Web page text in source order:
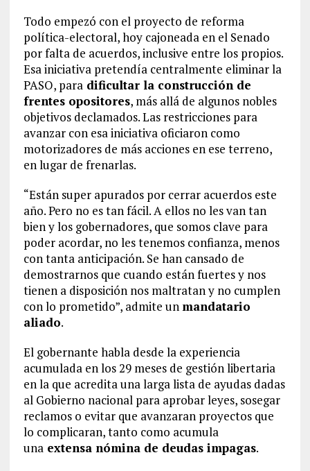
Todo empezó con el proyecto de reforma
política-electoral, hoy cajoneada en el Senado
por falta de acuerdos, inclusive entre los propios.
Esa iniciativa pretendía centralmente eliminar la
PASO, paradificultar la construcción de
frentes opositores, más allá de algunos nobles
objetivos declamados. Las restricciones para
avanzar con esa iniciativa oficiaron como
motorizadores de más acciones en ese terreno,
en lugar de frenarlas.
“Están super apurados por cerrar acuerdos este
año. Pero no es tan fácil. A ellos no les van tan
bien y los gobernadores, que somos clave para
poder acordar, no les tenemos confianza, menos
con tanta anticipación. Se han cansado de
demostrarnos que cuando están fuertes y nos
tienen a disposición nos maltratan y no cumplen
con lo prometido”, admite un mandatario
aliado.
El gobernante habla desde la experiencia
acumulada en los 29 meses de gestión libertaria
en la que acredita una larga lista de ayudas dadas
al Gobierno nacional para aprobar leyes, sosegar
reclamos o evitar que avanzaran proyectos que
lo complicaran, tanto como acumula
unaextensa nómina de deudas impagas.